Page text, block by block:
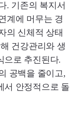
. 기존의 복지서
계에 머무는 경
의 신체적 상태
건강관리와 생
으로 추진된다.
공백을 줄이고,
서 안정적으로 돌